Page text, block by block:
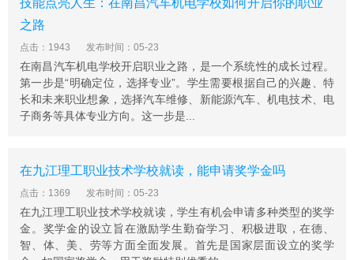
技能点亮人生：在南昌汽车机电学校如何开启你的职业
之路
点击：1943 发布时间：05-23
在南昌汽车机电学校开启职业之路，是一个系统性的成长过程。
第一步是“明确定位，选择专业”。学生需要根据自己的兴趣、特
长和未来职业想象，选择汽车维修、新能源汽车、机电技术、电
子商务等具体专业方向。这一步是...
在九江理工职业技术学校就读，能申请奖学金吗
点击：1369 发布时间：05-23
在九江理工职业技术学校就读，学生有机会申请多种类型的奖学
金。奖学金的设立旨在激励学生勤奋学习、积极进取，在德、
智、体、美、劳等方面全面发展。首先是国家层面设立的奖学